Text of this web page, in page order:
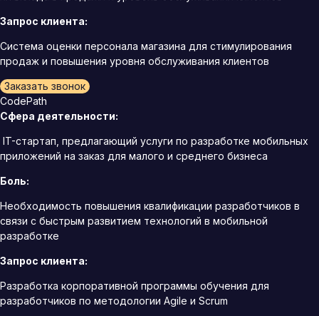
Запрос клиента:
Система оценки персонала магазина для стимулирования
продаж и повышения уровня обслуживания клиентов
Заказать звонок
CodePath
Сфера деятельности:
IT-стартап, предлагающий услуги по разработке мобильных
приложений на заказ для малого и среднего бизнеса
Боль:
Необходимость повышения квалификации разработчиков в
связи с быстрым развитием технологий в мобильной
разработке
Запрос клиента:
Разработка корпоративной программы обучения для
разработчиков по методологии Agile и Scrum